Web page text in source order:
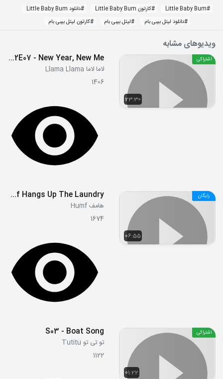
#
Little Baby Bum
#کارتون Little Baby Bum #دانلود Little Baby Bum
#دانلود لیتل بیبی بام #لیتل بیبی بام #کارتون لیتل بیبی بام
ویدیوهای مشابه
23:30
اشتراکی S02E07 - New Year, New Me
لاما لاما Llama Llama
1406
06:55
رایگان E02 - Humf Hangs Up The Laundry
هامف Humf
1674
01:22
اشتراکی S03 - Boat Song
تو تی تو Tutitu
1122